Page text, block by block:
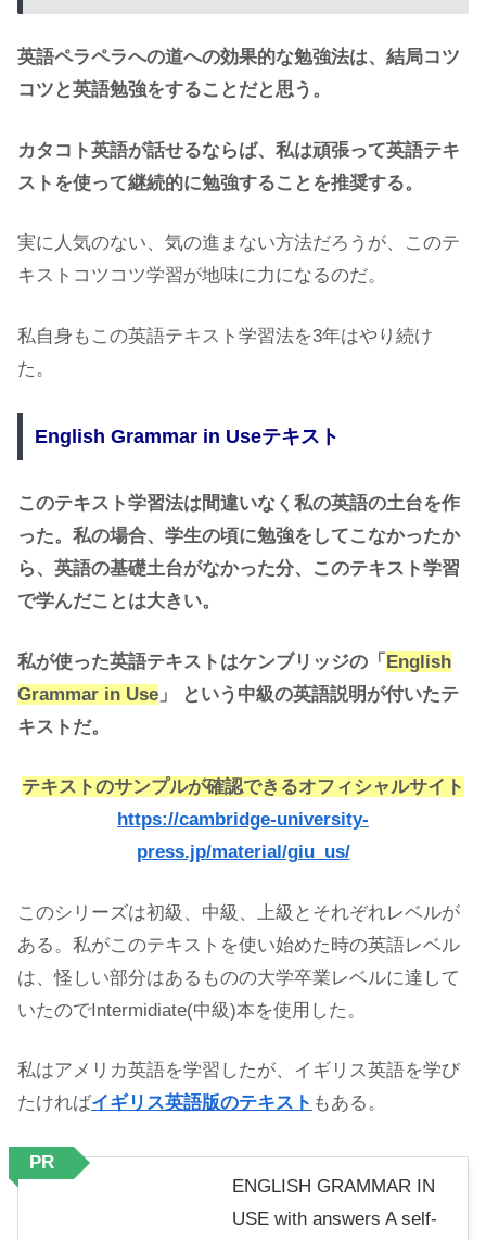
英語ペラペラへの道への効果的な勉強法は、結局コツ
コツと英語勉強をすることだと思う。
カタコト英語が話せるならば、私は頑張って英語テキ
ストを使って継続的に勉強することを推奨する。
実に人気のない、気の進まない方法だろうが、このテ
キストコツコツ学習が地味に力になるのだ。
私自身もこの英語テキスト学習法を3年はやり続け
た。
English Grammar in Useテキスト
このテキスト学習法は間違いなく私の英語の土台を作
った。私の場合、学生の頃に勉強をしてこなかったか
ら、英語の基礎土台がなかった分、このテキスト学習
で学んだことは大きい。
私が使った英語テキストはケンブリッジの「 English
Grammar in Use 」 という中級の英語説明が付いたテ
キストだ。
テキストのサンプルが確認できるオフィシャルサイト
https://cambridge-university-
press.jp/material/giu_us/
このシリーズは初級、中級、上級とそれぞれレベルが
ある。私がこのテキストを使い始めた時の英語レベル
は、怪しい部分はあるものの大学卒業レベルに達して
いたのでIntermidiate(中級)本を使用した。
私はアメリカ英語を学習したが、イギリス英語を学び
たければイギリス英語版のテキスト もある。
ENGLISH GRAMMAR IN
USE with answers A self‐
PR